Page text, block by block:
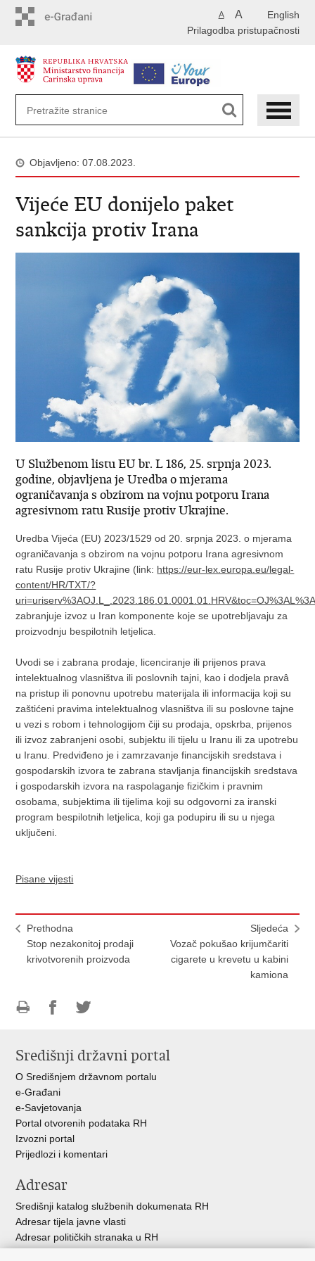
English
A A
Prilagodba pristupačnosti
Objavljeno: 07.08.2023.
Vijeće EU donijelo paket
sankcija protiv Irana
U Službenom listu EU br. L 186, 25. srpnja 2023.
godine, objavljena je Uredba o mjerama
ograničavanja s obzirom na vojnu potporu Irana
agresivnom ratu Rusije protiv Ukrajine.
Uredba Vijeća (EU) 2023/1529 od 20. srpnja 2023. o mjerama
ograničavanja s obzirom na vojnu potporu Irana agresivnom
ratu Rusije protiv Ukrajine (link: https://eur-lex.europa.eu/legal-
content/HR/TXT/?
zabranjuje izvoz u Iran komponente koje se upotrebljavaju za
proizvodnju bespilotnih letjelica.
Uvodi se i zabrana prodaje, licenciranje ili prijenos prava
intelektualnog vlasništva ili poslovnih tajni, kao i dodjela pravâ
na pristup ili ponovnu upotrebu materijala ili informacija koji su
zaštićeni pravima intelektualnog vlasništva ili su poslovne tajne
u vezi s robom i tehnologijom čiji su prodaja, opskrba, prijenos
ili izvoz zabranjeni osobi, subjektu ili tijelu u Iranu ili za upotrebu
u Iranu. Predviđeno je i zamrzavanje financijskih sredstava i
gospodarskih izvora te zabrana stavljanja financijskih sredstava
i gospodarskih izvora na raspolaganje fizičkim i pravnim
osobama, subjektima ili tijelima koji su odgovorni za iranski
program bespilotnih letjelica, koji ga podupiru ili su u njega
uključeni.
Pisane vijesti
Prethodna
Stop nezakonitoj prodaji
krivotvorenih proizvoda
Sljedeća
Vozač pokušao krijumčariti
cigarete u krevetu u kabini
kamiona
FacebookuTwitteru
Središnji državni portal
O Središnjem državnom portalu
e-Građani
e-Savjetovanja
Portal otvorenih podataka RH
Izvozni portal
Prijedlozi i komentari
Adresar
Središnji katalog službenih dokumenata RH
Adresar tijela javne vlasti
Adresar političkih stranaka u RH